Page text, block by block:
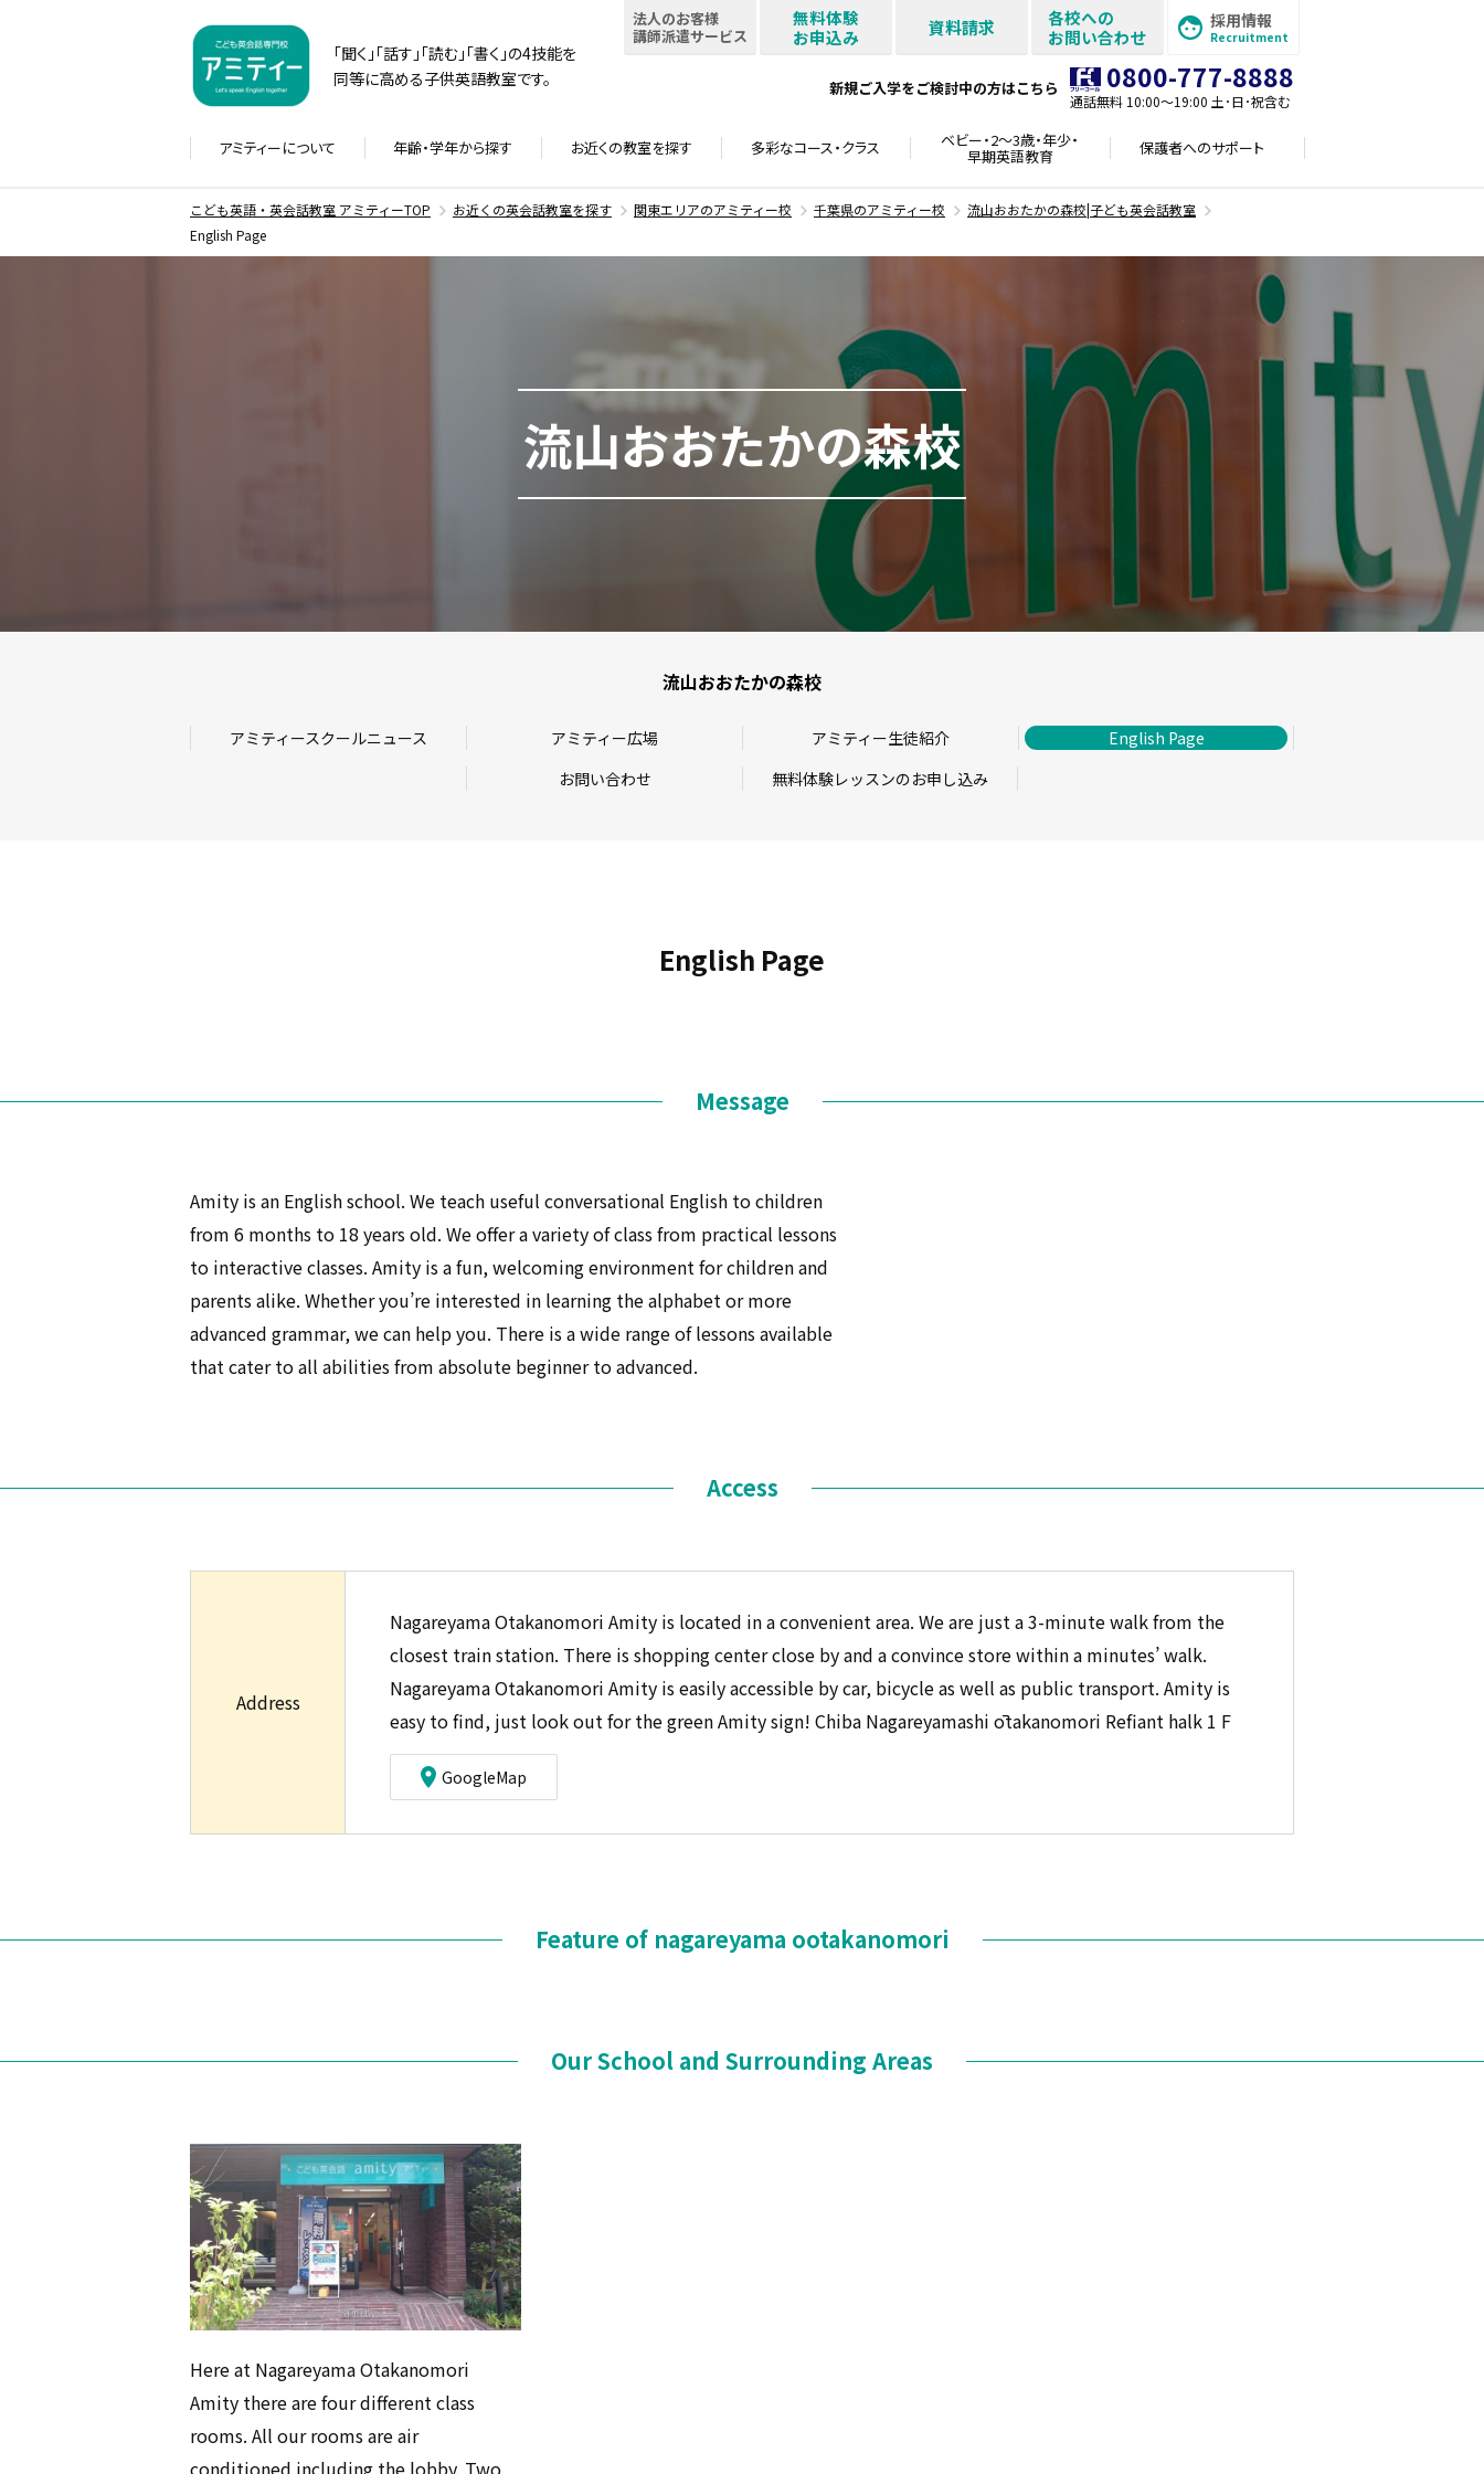
「聞く」「話す」「読む」「書く」の4技能を
同等に高める子供英語教室です。
法人のお客様
講師派遣サービス
無料体験
お申込み
資料請求
各校への
お問い合わせ
採用情報
Recruitment
新規ご入学をご検討中の方はこちら 0800-777-8888
通話無料 10:00〜19:00 土･日･祝含む
アミティーについて 年齢・学年から探す お近くの教室を探す 多彩なコース・クラス ベビー・2～3歳・年少・
早期英語教育 保護者へのサポート
こども英語・英会話教室 アミティーTOP お近くの英会話教室を探す 関東エリアのアミティー校 千葉県のアミティー校
流山おおたかの森校|子ども英会話教室
English Page
流山おおたかの森校
流山おおたかの森校
アミティースクールニュース アミティー広場 アミティー生徒紹介
English Page
お問い合わせ
無料体験レッスンのお申し込み
English Page
Message
Amity is an English school. We teach useful conversational English to children
from 6 months to 18 years old. We offer a variety of class from practical lessons
to interactive classes. Amity is a fun, welcoming environment for children and
parents alike. Whether you’re interested in learning the alphabet or more
advanced grammar, we can help you. There is a wide range of lessons available
that cater to all abilities from absolute beginner to advanced.
Access
Address
Nagareyama Otakanomori Amity is located in a convenient area. We are just a 3-minute walk from the
closest train station. There is shopping center close by and a convince store within a minutes’ walk.
Nagareyama Otakanomori Amity is easily accessible by car, bicycle as well as public transport. Amity is
easy to find, just look out for the green Amity sign! Chiba Nagareyamashi ōtakanomori Refiant halk 1 F
GoogleMap
Feature of nagareyama ootakanomori
Our School and Surrounding Areas
Here at Nagareyama Otakanomori
Amity there are four different class
rooms. All our rooms are air
conditioned including the lobby. Two